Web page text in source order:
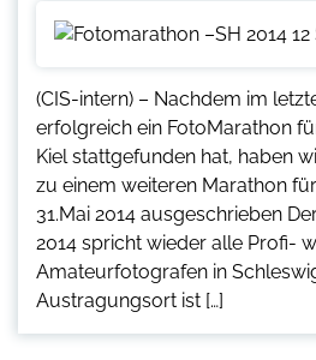
(CIS-intern) – Nachdem im
erfolgreich ein FotoMarathon
Kiel stattgefunden hat, haben
zu einem weiteren Marathon
31.Mai 2014 ausgeschrieben
2014 spricht wieder alle Profi-
Amateurfotografen in
Austragungsort ist […]